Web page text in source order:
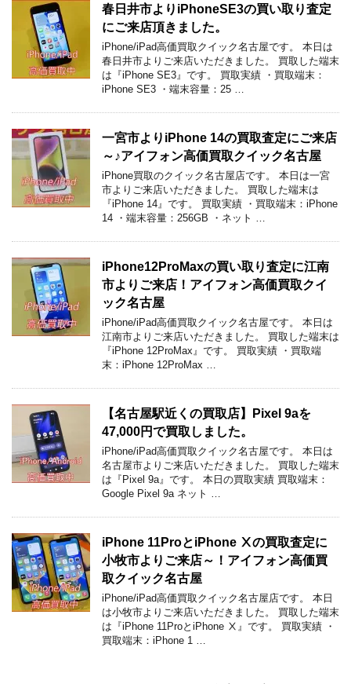
春日井市よりiPhoneSE3の買い取り査定
にご来店頂きました。
iPhone/iPad高価買取クイック名古屋です。 本日は
春日井市よりご来店いただきました。 買取した端末
は『iPhone SE3』です。 買取実績 ・買取端末：
iPhone SE3 ・端末容量：25 …
一宮市よりiPhone 14の買取査定にご来店
～♪アイフォン高価買取クイック名古屋
iPhone買取のクイック名古屋店です。 本日は一宮
市よりご来店いただきました。 買取した端末は
『iPhone 14』です。 買取実績 ・買取端末：iPhone
14 ・端末容量：256GB ・ネット …
iPhone12ProMaxの買い取り査定に江南
市よりご来店！アイフォン高価買取クイ
ック名古屋
iPhone/iPad高価買取クイック名古屋です。 本日は
江南市よりご来店いただきました。 買取した端末は
『iPhone 12ProMax』です。 買取実績 ・買取端
末：iPhone 12ProMax …
【名古屋駅近くの買取店】Pixel 9aを
47,000円で買取しました。
iPhone/iPad高価買取クイック名古屋です。 本日は
名古屋市よりご来店いただきました。 買取した端末
は『Pixel 9a』です。 本日の買取実績 買取端末：
Google Pixel 9a ネット …
iPhone 11ProとiPhone Ⅹの買取査定に
小牧市よりご来店～！アイフォン高価買
取クイック名古屋
iPhone/iPad高価買取クイック名古屋店です。 本日
は小牧市よりご来店いただきました。 買取した端末
は『iPhone 11ProとiPhone Ⅹ』です。 買取実績 ・
買取端末：iPhone 1 …